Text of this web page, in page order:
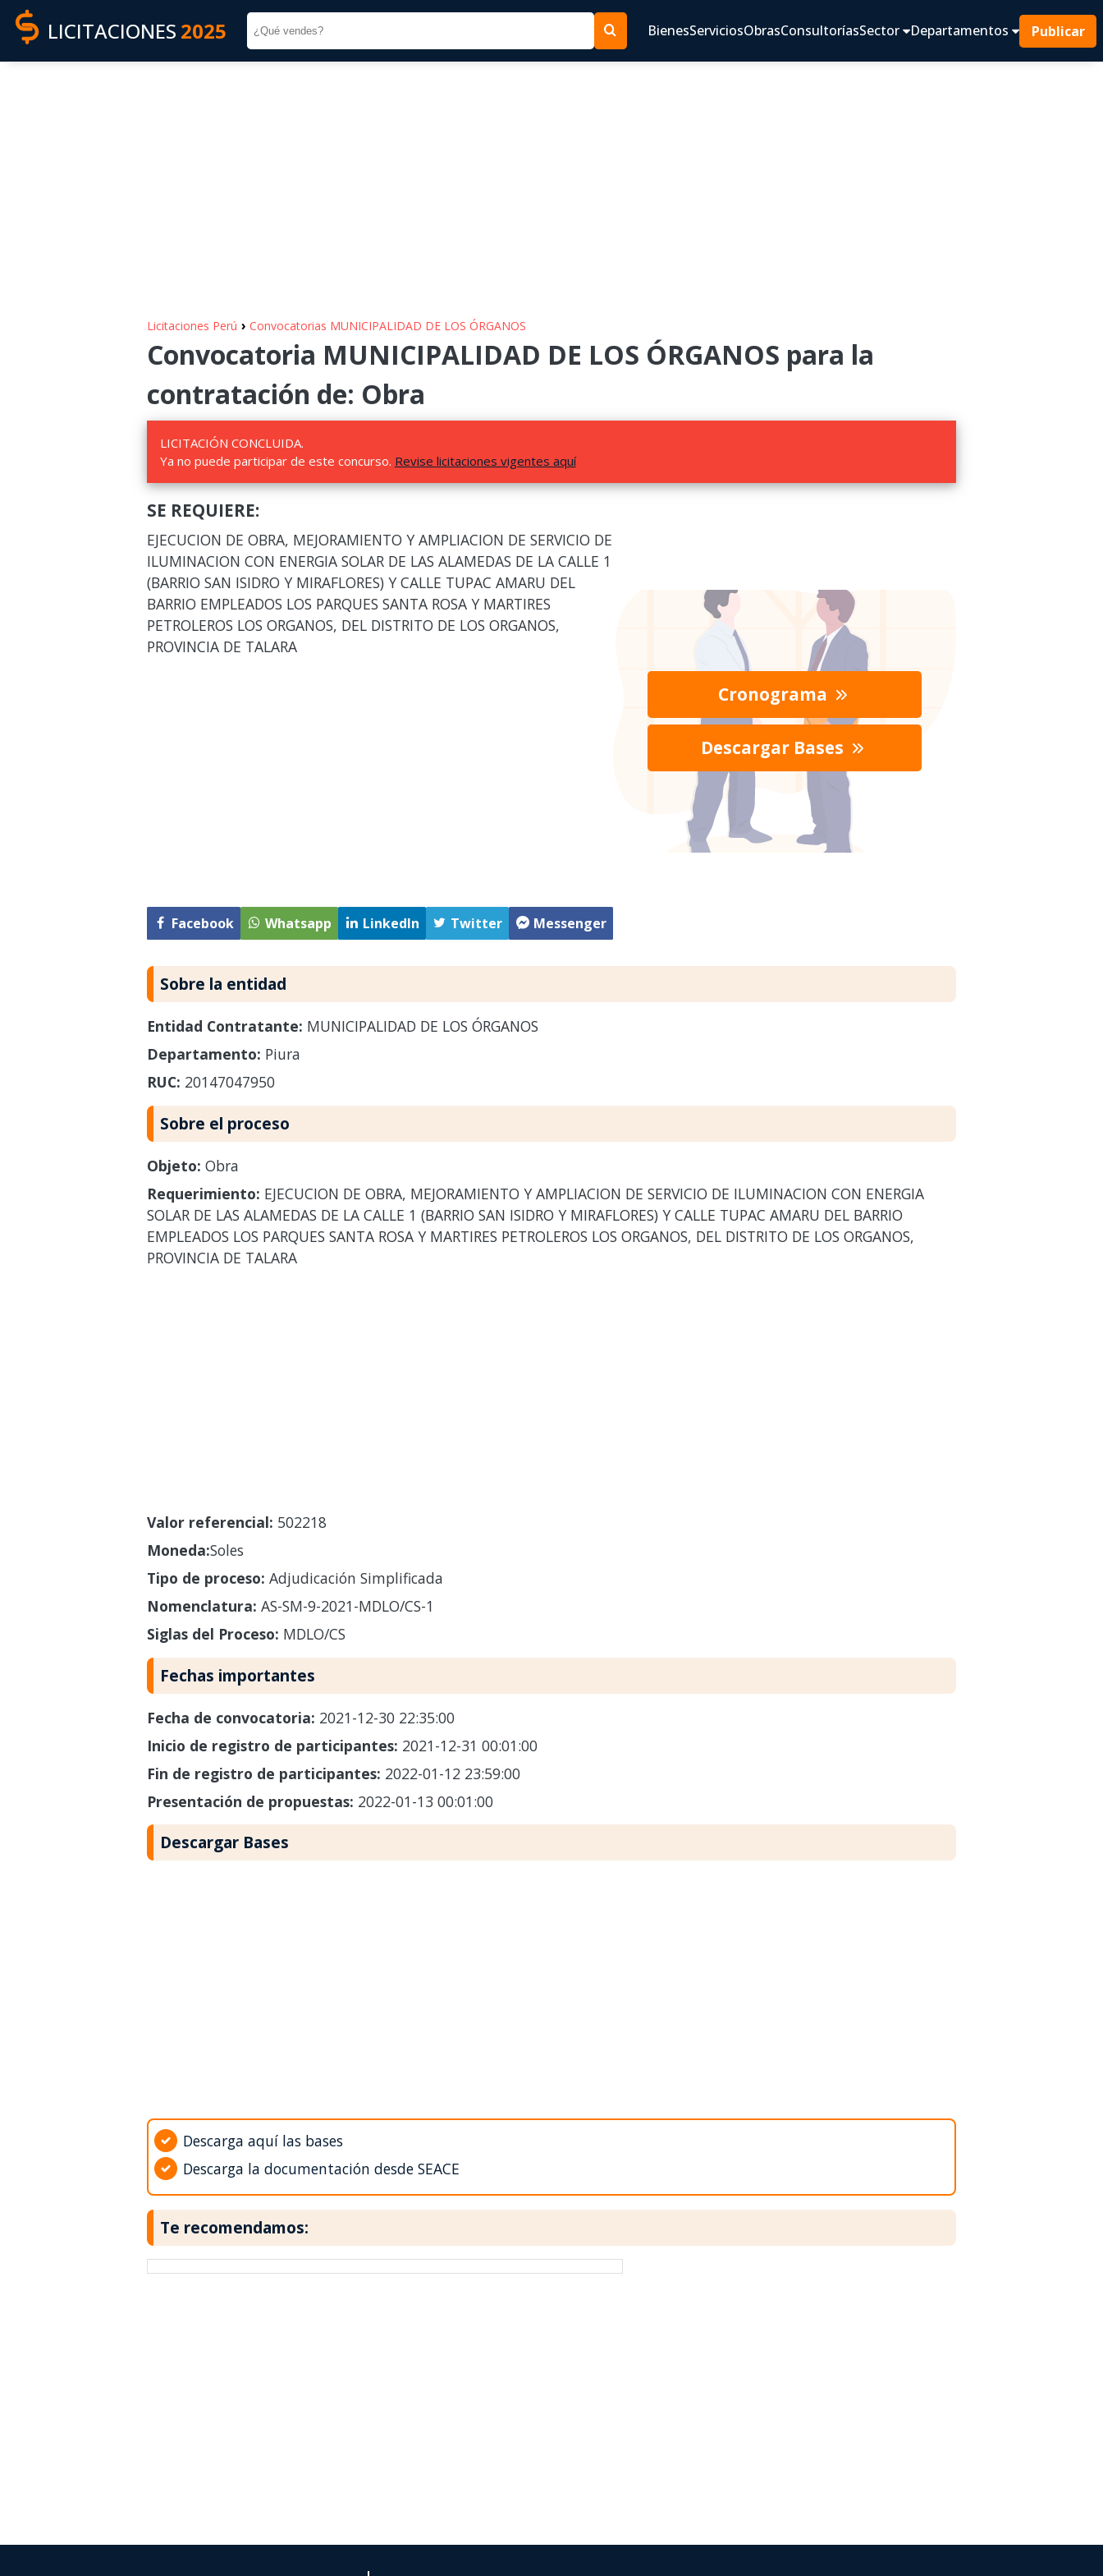
LICITACIONES 2025 BienesServiciosObrasConsultoríasSector Departamentos Publicar
Licitaciones Perú › Convocatorias MUNICIPALIDAD DE LOS ÓRGANOS
Convocatoria MUNICIPALIDAD DE LOS ÓRGANOS para la
contratación de: Obra
LICITACIÓN CONCLUIDA.
Ya no puede participar de este concurso. Revise licitaciones vigentes aquí
SE REQUIERE:
EJECUCION DE OBRA, MEJORAMIENTO Y AMPLIACION DE SERVICIO DE
ILUMINACION CON ENERGIA SOLAR DE LAS ALAMEDAS DE LA CALLE 1
(BARRIO SAN ISIDRO Y MIRAFLORES) Y CALLE TUPAC AMARU DEL
BARRIO EMPLEADOS LOS PARQUES SANTA ROSA Y MARTIRES
PETROLEROS LOS ORGANOS, DEL DISTRITO DE LOS ORGANOS,
PROVINCIA DE TALARA
Facebook Whatsapp LinkedIn Twitter Messenger
Cronograma
Descargar Bases
Sobre la entidad
Entidad Contratante: MUNICIPALIDAD DE LOS ÓRGANOS
Departamento: Piura
RUC: 20147047950
Sobre el proceso
Objeto: Obra
Requerimiento: EJECUCION DE OBRA, MEJORAMIENTO Y AMPLIACION DE SERVICIO DE ILUMINACION CON ENERGIA
SOLAR DE LAS ALAMEDAS DE LA CALLE 1 (BARRIO SAN ISIDRO Y MIRAFLORES) Y CALLE TUPAC AMARU DEL BARRIO
EMPLEADOS LOS PARQUES SANTA ROSA Y MARTIRES PETROLEROS LOS ORGANOS, DEL DISTRITO DE LOS ORGANOS,
PROVINCIA DE TALARA
Valor referencial: 502218
Moneda:Soles
Tipo de proceso: Adjudicación Simplificada
Nomenclatura: AS-SM-9-2021-MDLO/CS-1
Siglas del Proceso: MDLO/CS
Fechas importantes
Fecha de convocatoria: 2021-12-30 22:35:00
Inicio de registro de participantes: 2021-12-31 00:01:00
Fin de registro de participantes: 2022-01-12 23:59:00
Presentación de propuestas: 2022-01-13 00:01:00
Descargar Bases
Descarga aquí las bases
Descarga la documentación desde SEACE
Te recomendamos: